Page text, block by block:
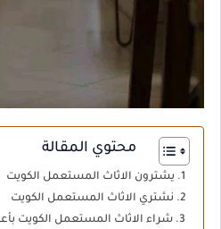
محتوي المقالة
يشترون الاثاث المستعمل الكويت
نشتري الاثاث المستعمل الكويت
شراء الاثاث المستعمل الكويت